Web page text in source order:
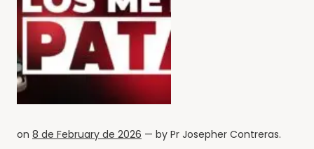
on 8 de February de 2026 — by Pr Josepher Contreras.